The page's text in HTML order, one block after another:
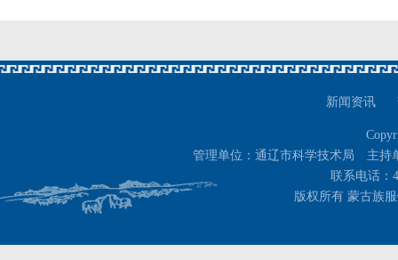
新闻资讯
管理单位：通辽市科学技术局 主持
联系电话：
版权所有 蒙古族